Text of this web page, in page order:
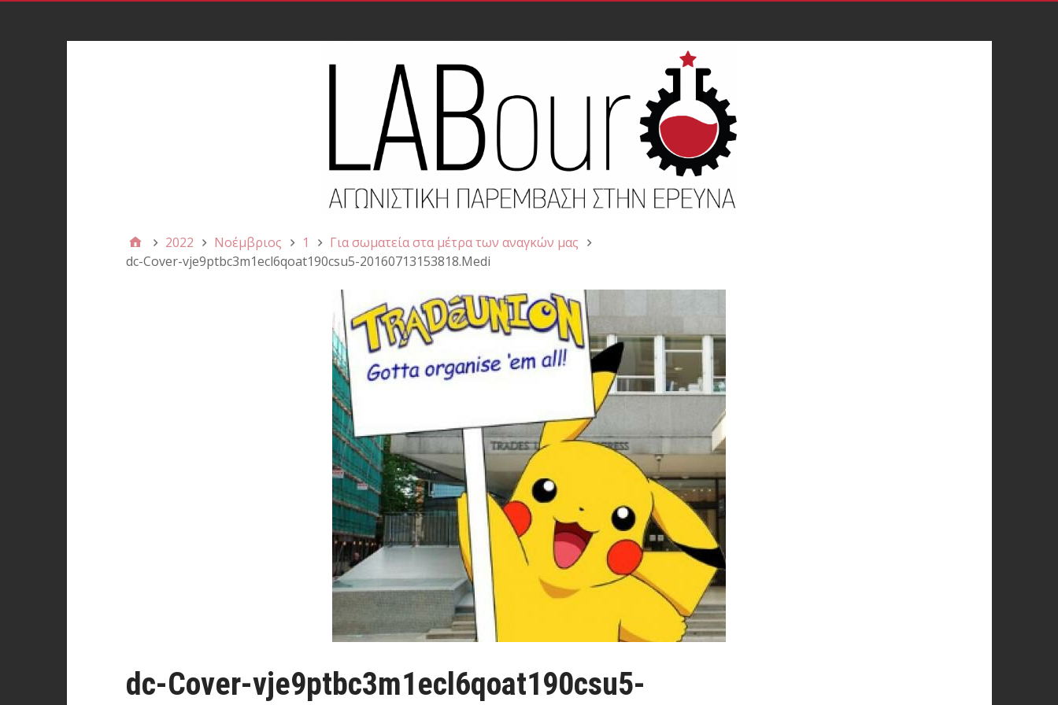
2022 Νοέμβριος 1
Για σωματεία στα μέτρα των αναγκών μας
dc-Cover-vje9ptbc3m1ecl6qoat190csu5-20160713153818.Medi
dc-Cover-vje9ptbc3m1ecl6qoat190csu5-